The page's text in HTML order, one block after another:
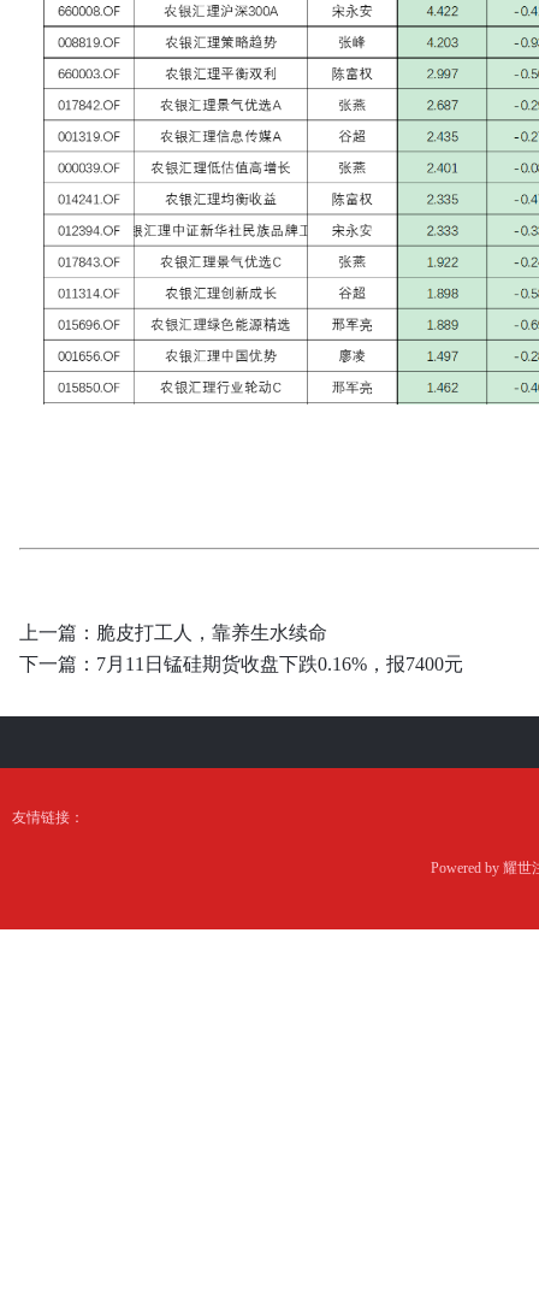
上一篇： 脆皮打工人，靠养生水续命
下一篇： 7月11日锰硅期货收盘下跌0.16%，报7400元
友情链接：
Powered by 耀世